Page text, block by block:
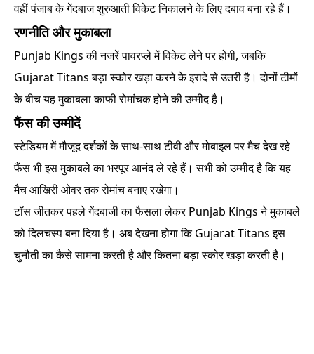
वहीं पंजाब के गेंदबाज शुरुआती विकेट निकालने के लिए दबाव बना रहे हैं।
रणनीति और मुकाबला
Punjab Kings की नजरें पावरप्ले में विकेट लेने पर होंगी, जबकि
Gujarat Titans बड़ा स्कोर खड़ा करने के इरादे से उतरी है। दोनों टीमों
के बीच यह मुकाबला काफी रोमांचक होने की उम्मीद है।
फैंस की उम्मीदें
स्टेडियम में मौजूद दर्शकों के साथ-साथ टीवी और मोबाइल पर मैच देख रहे
फैंस भी इस मुकाबले का भरपूर आनंद ले रहे हैं। सभी को उम्मीद है कि यह
मैच आखिरी ओवर तक रोमांच बनाए रखेगा।
टॉस जीतकर पहले गेंदबाजी का फैसला लेकर Punjab Kings ने मुकाबले
को दिलचस्प बना दिया है। अब देखना होगा कि Gujarat Titans इस
चुनौती का कैसे सामना करती है और कितना बड़ा स्कोर खड़ा करती है।